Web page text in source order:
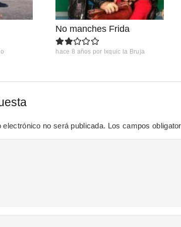
No manches Frida
hace 8 años por Ixquic la Bruja
electrónico no será publicada. Los campos